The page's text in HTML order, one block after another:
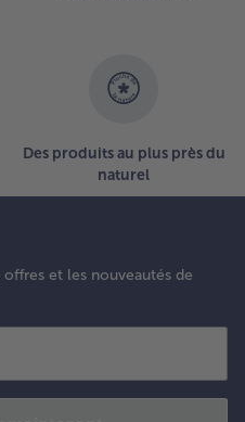
Des produits au plus près du
naturel
et les nouveautés de